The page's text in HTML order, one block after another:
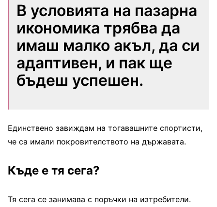
В условията на пазарна
икономика трябва да
имаш малко акъл, да си
адаптивен, и пак ще
бъдеш успешен.
Единствено завиждам на тогавашните спортисти,
че са имали покровителството на държавата.
Къде е тя сега?
Тя сега се занимава с поръчки на изтребители.